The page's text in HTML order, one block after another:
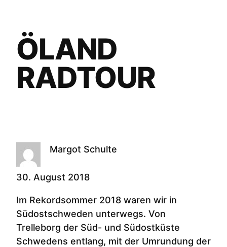
ÖLAND
RADTOUR
Margot Schulte
30. August 2018
Im Rekordsommer 2018 waren wir in
Südostschweden unterwegs. Von
Trelleborg der Süd- und Südostküste
Schwedens entlang, mit der Umrundung der